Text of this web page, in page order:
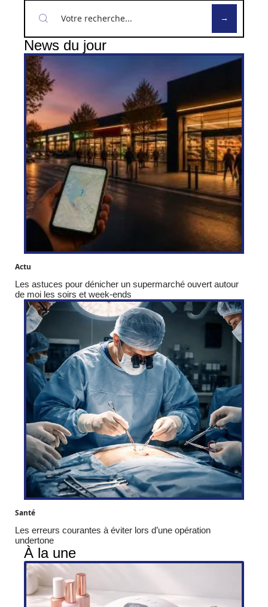
News du jour
Actu
Les astuces pour dénicher un supermarché ouvert autour
de moi les soirs et week-ends
Santé
Les erreurs courantes à éviter lors d’une opération
undertone
À la une